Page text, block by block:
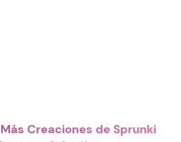
Creaciones de Sprunki